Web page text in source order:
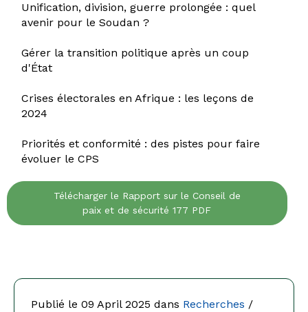
Publié le 09 April 2025 dans Recherches /
Unification, division, guerre prolongée : quel
avenir pour le Soudan ?
Gérer la transition politique après un coup
d'État
Crises électorales en Afrique : les leçons de
2024
Priorités et conformité : des pistes pour faire
évoluer le CPS
Télécharger le Rapport sur le Conseil de
paix et de sécurité 177 PDF